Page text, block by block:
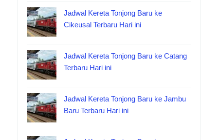
Jadwal Kereta Tonjong Baru ke
Cikeusal Terbaru Hari ini
Jadwal Kereta Tonjong Baru ke Catang
Terbaru Hari ini
Jadwal Kereta Tonjong Baru ke Jambu
Baru Terbaru Hari ini